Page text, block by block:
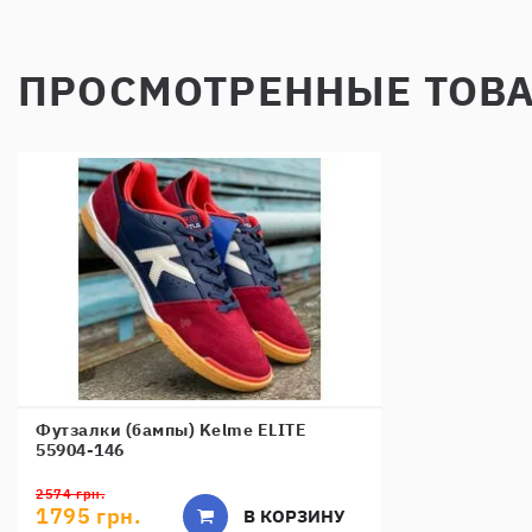
ПРОСМОТРЕННЫЕ
Футзалки (бампы) Kelme ELITE
55904-146
2574 грн.
1795 грн. В КОРЗИНУ